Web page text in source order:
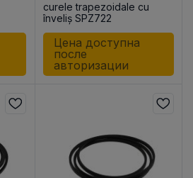
curele trapezoidale cu
înveliș SPZ722
Цена доступна
после
авторизации